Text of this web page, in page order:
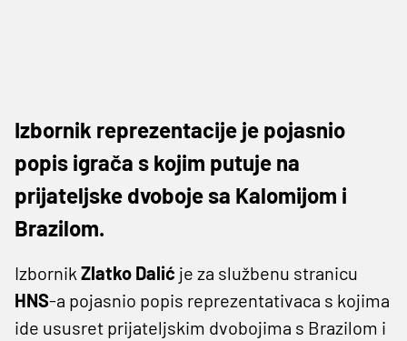
Izbornik reprezentacije je pojasnio
popis igrača s kojim putuje na
prijateljske dvoboje sa Kalomijom i
Brazilom.
Izbornik Zlatko Dalić je za službenu stranicu
HNS-a pojasnio popis reprezentativaca s kojima
ide ususret prijateljskim dvobojima s Brazilom i